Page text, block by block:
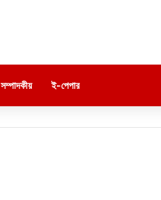
সম্পাদকীয় ই-পেপার